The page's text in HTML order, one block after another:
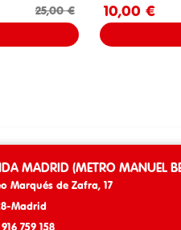
base25,00 € 10,00 €
MADRID (METRO MANUEL
Marqués de Zafra, 17
Madrid
759 158